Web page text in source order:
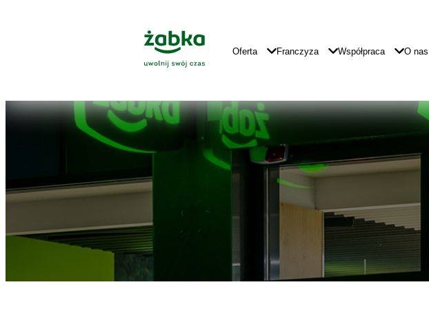
Główne
Logo
Główna
Nawigacja
Oferta Franczyza Współpraca O nas